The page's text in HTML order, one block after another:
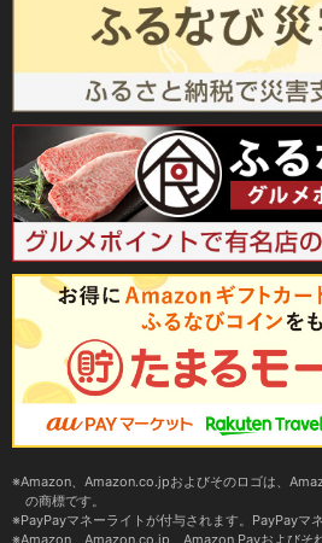
Amazon、Amazon.co.jpおよびそのロゴは、
の商標です。
PayPayマネーライトが付与されます。PayPayマ
Amazon、Amazon.co.jp、Amazon Payおよびそ